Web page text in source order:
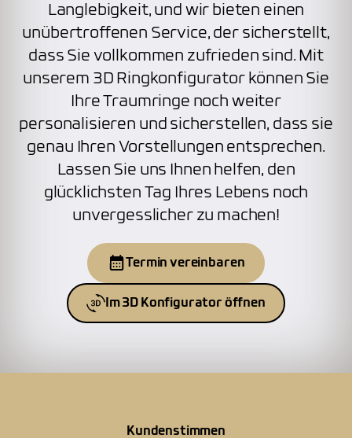
Langlebigkeit, und wir bieten einen
unübertroffenen Service, der sicherstellt,
dass Sie vollkommen zufrieden sind. Mit
unserem 3D Ringkonfigurator können Sie
Ihre Traumringe noch weiter
personalisieren und sicherstellen, dass sie
genau Ihren Vorstellungen entsprechen.
Lassen Sie uns Ihnen helfen, den
glücklichsten Tag Ihres Lebens noch
unvergesslicher zu machen!
Termin vereinbaren
Im 3D Konfigurator öffnen
Kundenstimmen